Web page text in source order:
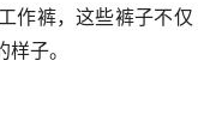
作裤，这些裤子不仅
子。